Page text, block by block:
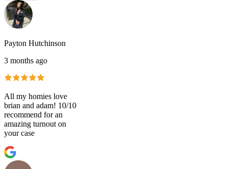
Payton Hutchinson
3 months ago
All my homies love
brian and adam! 10/10
recommend for an
amazing turnout on
your case